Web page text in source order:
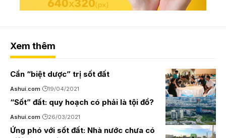
Xem thêm
Cần “biệt dược” trị sốt đất
Ashui.com 19/04/2021
“Sốt” đất: quy hoạch có phải là tội đồ?
Ashui.com 26/03/2021
Ứng phó với sốt đất: Nhà nước chưa có